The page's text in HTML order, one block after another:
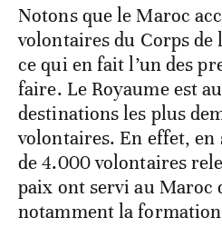
Notons que le Maroc
volontaires du Corps de
ce qui en fait l’un des
faire. Le Royaume est
destinations les plus
volontaires. En effet, en
de 4.000 volontaires
paix ont servi au Maroc
notamment la